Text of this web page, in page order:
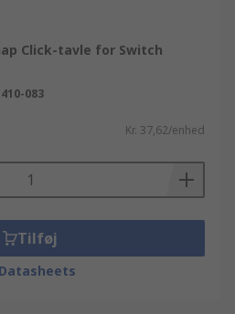
Click-tavle for Switch
410-083
Kr. 37,62/enhed
Tilføj
Datasheets